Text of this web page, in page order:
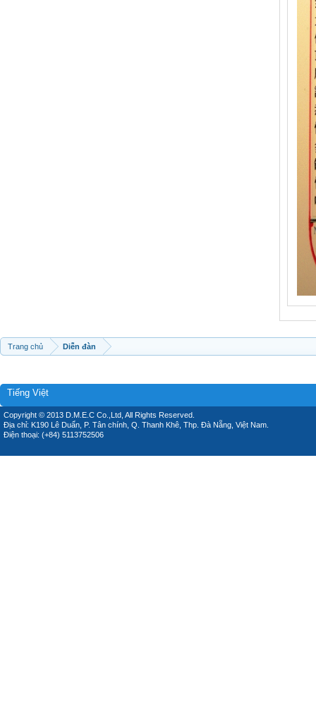
Trang chủ Diễn đàn
Tiếng Việt
Copyright © 2013 D.M.E.C Co.,Ltd, All Rights Reserved.
Địa chỉ: K190 Lê Duẩn, P. Tân chính, Q. Thanh Khê, Thp. Đà Nẵng, Việt Nam.
Điện thoại: (+84) 5113752506